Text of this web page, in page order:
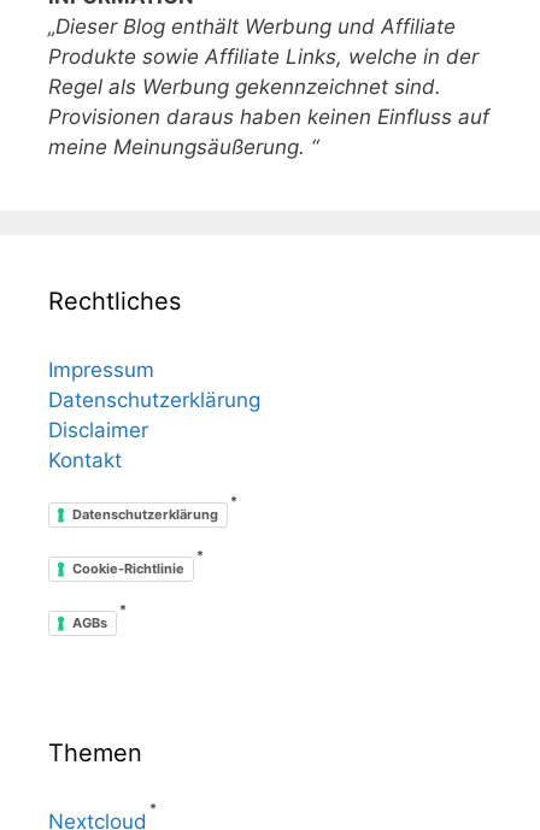
„Dieser Blog enthält Werbung und Affiliate
Produkte sowie Affiliate Links, welche in der
Regel als Werbung gekennzeichnet sind.
Provisionen daraus haben keinen Einfluss auf
meine Meinungsäußerung. “
Rechtliches
Impressum
Datenschutzerklärung
Disclaimer
Kontakt
Datenschutzerklärung
*
Cookie-Richtlinie
*
AGBs
*
Themen
Nextcloud
*